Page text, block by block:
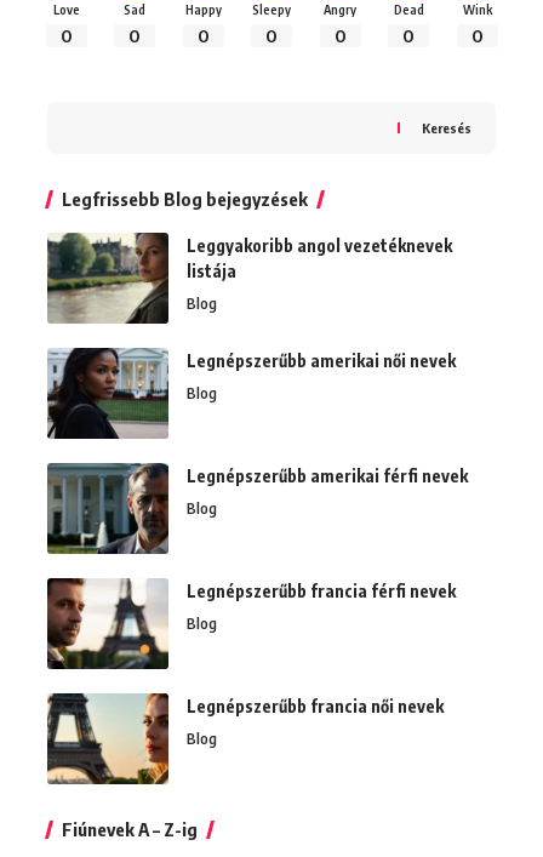
Love
0
Sad
0
Happy
0
Sleepy
0
Angry
0
Dead
0
Wink
0
Keresés
Legfrissebb Blog bejegyzések
Leggyakoribb angol vezetéknevek
listája
Blog
Legnépszerűbb amerikai női nevek
Blog
Legnépszerűbb amerikai férfi nevek
Blog
Legnépszerűbb francia férfi nevek
Blog
Legnépszerűbb francia női nevek
Blog
Fiúnevek A – Z-ig